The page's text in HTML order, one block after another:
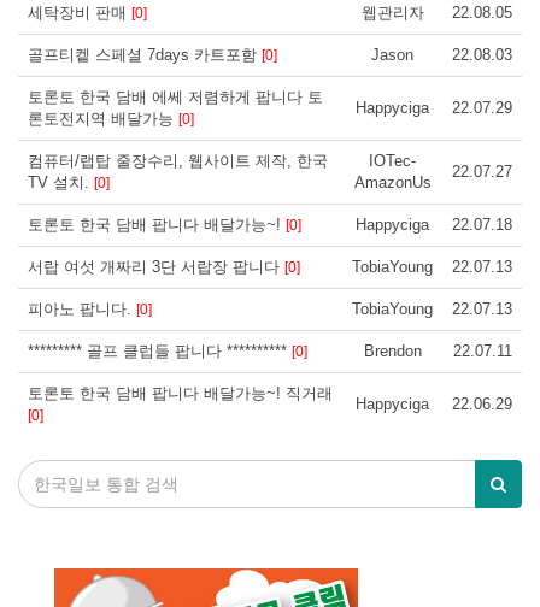
세탁장비 판매 [0] 웹관리자 22.08.05
골프티켙 스페셜 7days 카트포함 [0] Jason 22.08.03
토론토 한국 담배 에쎄 저렴하게 팝니다 토
론토전지역 배달가능 [0]
Happyciga 22.07.29
컴퓨터/랩탑 줄장수리, 웹사이트 제작, 한국
TV 설치. [0]
IOTec-
AmazonUs
22.07.27
토론토 한국 담배 팝니다 배달가능~! [0] Happyciga 22.07.18
서랍 여섯 개짜리 3단 서랍장 팝니다 [0] TobiaYoung 22.07.13
피아노 팝니다. [0] TobiaYoung 22.07.13
********* 골프 클럽들 팝니다 ********** [0] Brendon 22.07.11
토론토 한국 담배 팝니다 배달가능~! 직거래
[0]
Happyciga 22.06.29